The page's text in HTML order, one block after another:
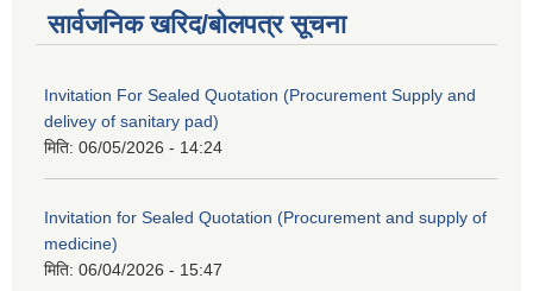
सार्वजनिक खरिद/बोलपत्र सूचना
Invitation For Sealed Quotation (Procurement Supply and
delivey of sanitary pad)
मिति: 06/05/2026 - 14:24
Invitation for Sealed Quotation (Procurement and supply of
medicine)
मिति: 06/04/2026 - 15:47